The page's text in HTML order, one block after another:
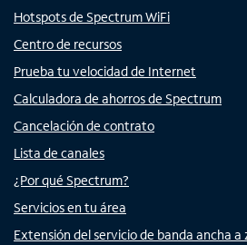
Hotspots de Spectrum WiFi
Centro de recursos
Prueba tu velocidad de Internet
Calculadora de ahorros de Spectrum
Cancelación de contrato
Lista de canales
¿Por qué Spectrum?
Servicios en tu área
Extensión del servicio de banda ancha a